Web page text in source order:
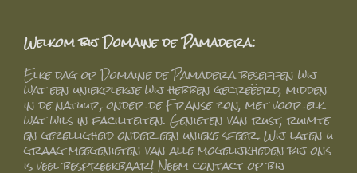
Welkom bij Domaine de Pamadera:
Elke dag op Domaine de Pamadera beseffen wij
wat een uniekplekje wij hebben gecreëerd, midden
in de natuur, onder de Franse zon, met voor elk
wat wils in faciliteiten. Genieten van rust, ruimte
en gezelligheid onder een unieke sfeer. Wij laten u
graag meegenieten van alle mogelijkheden bij ons
is veel bespreekbaar! Neem contact op bij